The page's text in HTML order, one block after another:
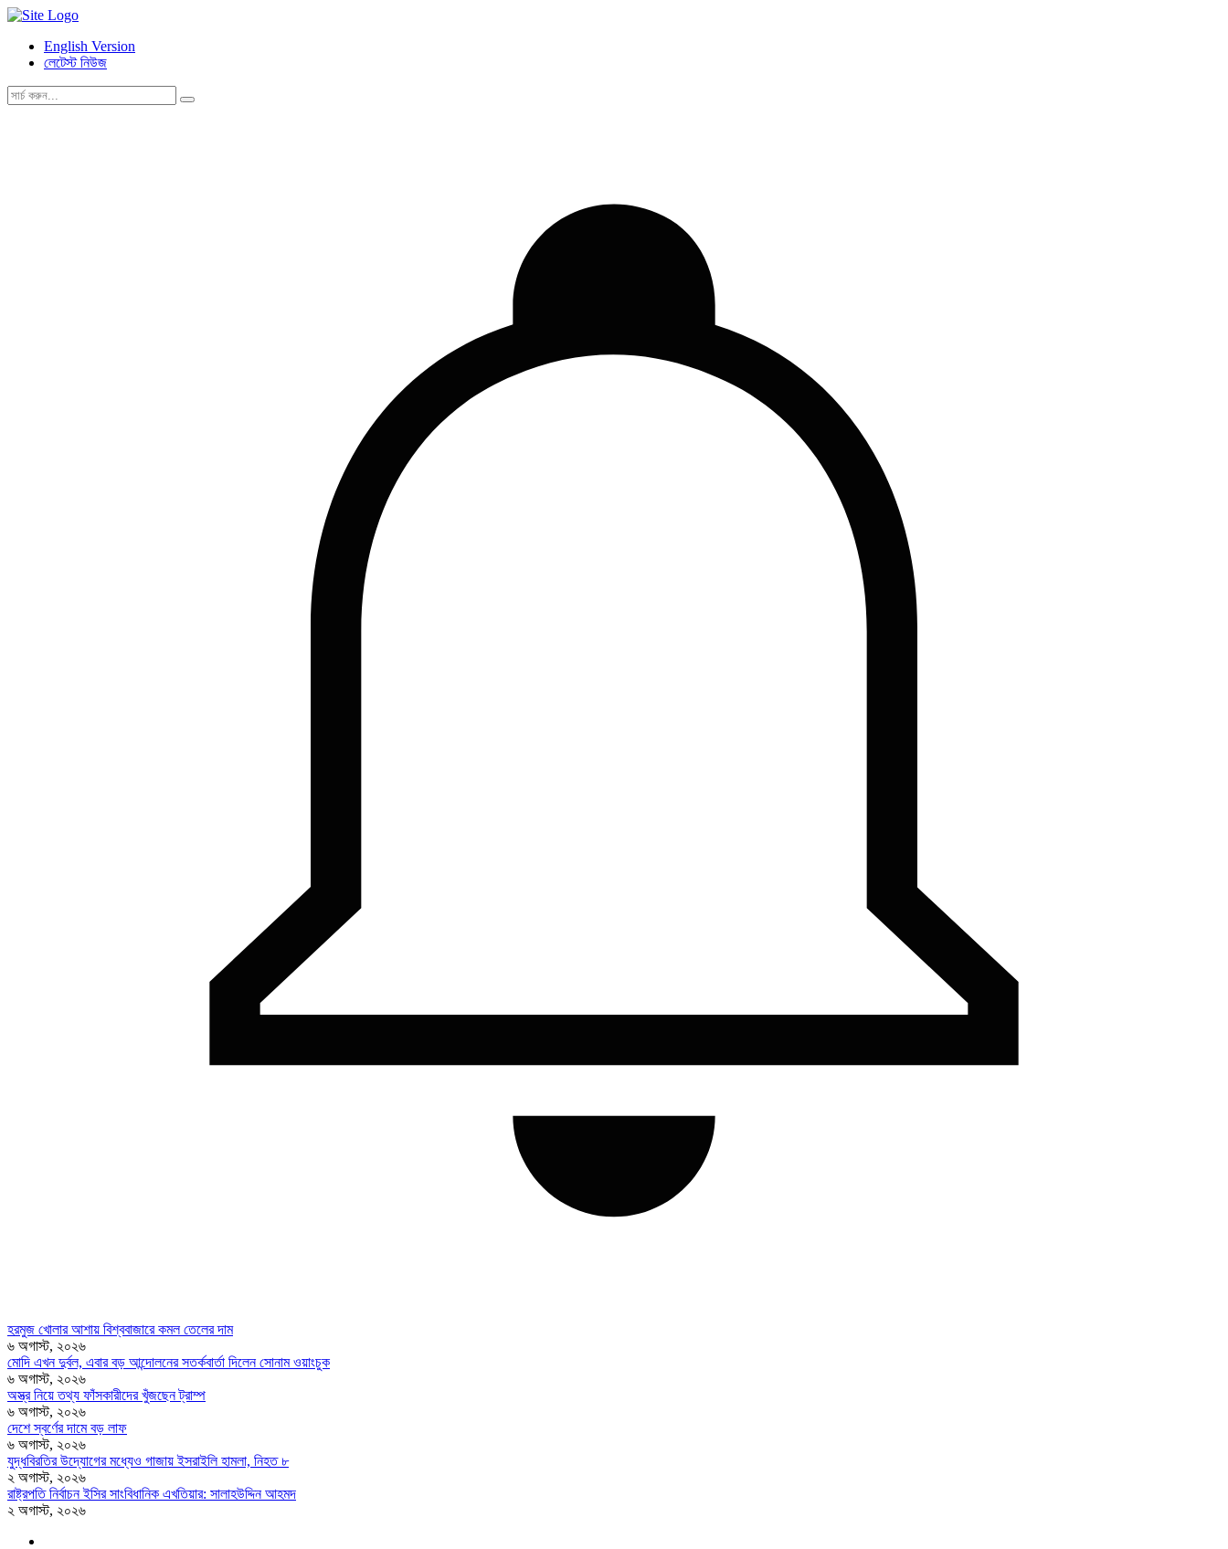
English Version
লেটেস্ট নিউজ
হরমুজ খোলার আশায় বিশ্ববাজারে কমল তেলের দাম
৬ অগাস্ট, ২০২৬
মোদি এখন দুর্বল, এবার বড় আন্দোলনের সতর্কবার্তা দিলেন সোনাম ওয়াংচুক
৬ অগাস্ট, ২০২৬
অস্ত্র নিয়ে তথ্য ফাঁসকারীদের খুঁজছেন ট্রাম্প
৬ অগাস্ট, ২০২৬
দেশে স্বর্ণের দামে বড় লাফ
৬ অগাস্ট, ২০২৬
যুদ্ধবিরতির উদ্যোগের মধ্যেও গাজায় ইসরাইলি হামলা, নিহত ৮
২ অগাস্ট, ২০২৬
রাষ্ট্রপতি নির্বাচন ইসির সাংবিধানিক এখতিয়ার: সালাহউদ্দিন আহমদ
২ অগাস্ট, ২০২৬